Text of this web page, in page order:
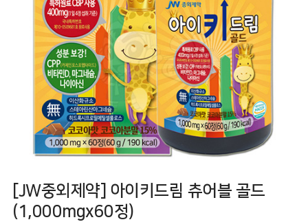
[JW중외제약] 아이키드림 츄어블 골드
(1,000mgx60정)